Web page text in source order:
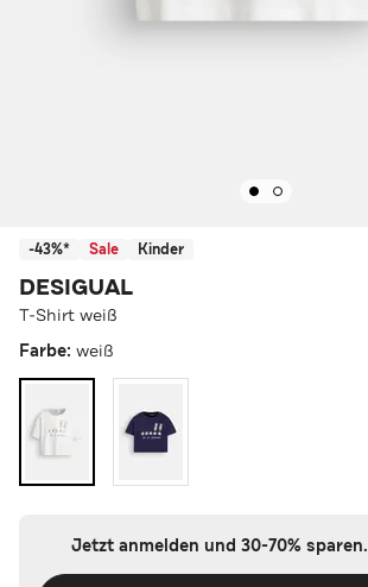
-43%* Sale Kinder
DESIGUAL
T-Shirt weiß
Farbe: weiß
Jetzt anmelden und 30-70% sparen.